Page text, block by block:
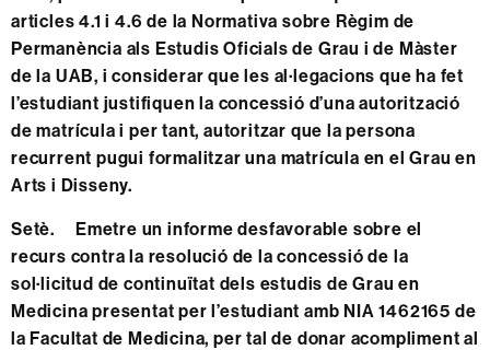
articles 4.1 i 4.6 de la Normativa sobre Règim de
Permanència als Estudis Oficials de Grau i de Màster
de la UAB, i considerar que les al·legacions que ha fet
l’estudiant justifiquen la concessió d’una autorització
de matrícula i per tant, autoritzar que la persona
recurrent pugui formalitzar una matrícula en el Grau en
Arts i Disseny.
Setè. Emetre un informe desfavorable sobre el
recurs contra la resolució de la concessió de la
sol·licitud de continuïtat dels estudis de Grau en
Medicina presentat per l’estudiant amb NIA 1462165 de
la Facultat de Medicina, per tal de donar acompliment al